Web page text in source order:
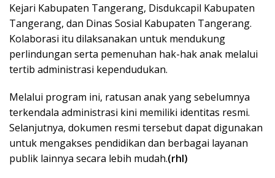
Kejari Kabupaten Tangerang, Disdukcapil Kabupaten
Tangerang, dan Dinas Sosial Kabupaten Tangerang.
Kolaborasi itu dilaksanakan untuk mendukung
perlindungan serta pemenuhan hak-hak anak melalui
tertib administrasi kependudukan.
Melalui program ini, ratusan anak yang sebelumnya
terkendala administrasi kini memiliki identitas resmi.
Selanjutnya, dokumen resmi tersebut dapat digunakan
untuk mengakses pendidikan dan berbagai layanan
publik lainnya secara lebih mudah.(rhl)